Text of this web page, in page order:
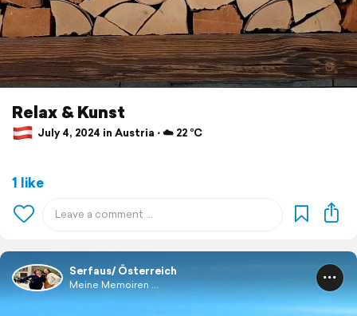
Relax & Kunst
July 4, 2024 in Austria ⋅ ☁️ 22 °C
1 like
Serfaus/ Österreich
Meine Memoiren ...